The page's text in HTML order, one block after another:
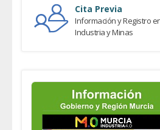
Cita Previa
Información y Registro
Industria y Minas